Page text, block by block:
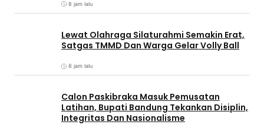
8 jam lalu
Lewat Olahraga Silaturahmi Semakin Erat,
Satgas TMMD Dan Warga Gelar Volly Ball
8 jam lalu
Calon Paskibraka Masuk Pemusatan
Latihan, Bupati Bandung Tekankan Disiplin,
Integritas Dan Nasionalisme